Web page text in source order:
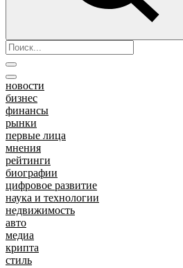
новости
бизнес
финансы
рынки
первые лица
мнения
рейтинги
биографии
цифровое развитие
наука и технологии
недвижимость
авто
медиа
крипта
стиль